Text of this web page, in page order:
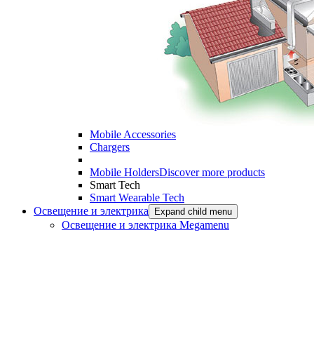
Mobile Accessories
Chargers
Mobile HoldersDiscover more products
Smart Tech
Smart Wearable Tech
Освещение и электрика
Expand child menu
Освещение и электрика Megamenu